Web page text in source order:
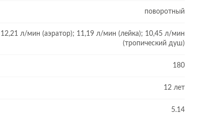
поворотный
12,21 л/мин (аэратор); 11,19 л/мин (лейка); 10,45 л/мин
(тропический душ)
180
12 лет
5.14